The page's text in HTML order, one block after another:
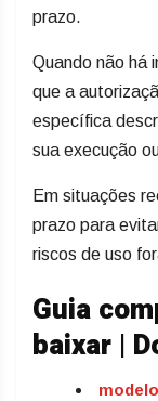
prazo.
Quando não há
que a
específica
sua execução
Em situações
prazo para
riscos de uso
Guia
baixar |